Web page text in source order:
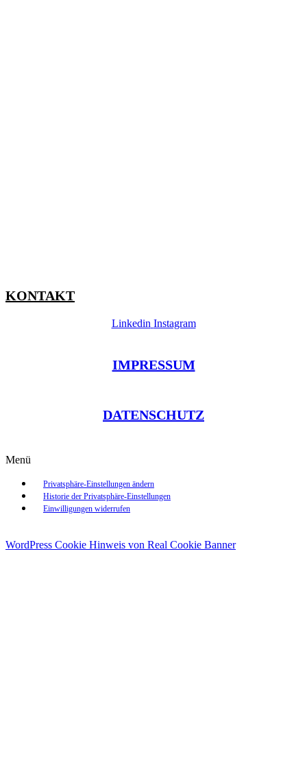
KONTAKT
Linkedin Instagram
IMPRESSUM
DATENSCHUTZ
Menü
Privatsphäre-Einstellungen ändern
Historie der Privatsphäre-Einstellungen
Einwilligungen widerrufen
WordPress Cookie Hinweis von Real Cookie Banner